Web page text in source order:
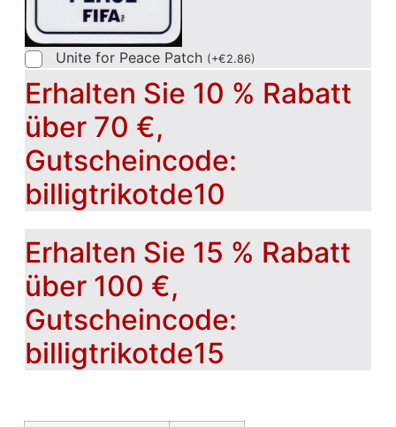
Unite for Peace Patch (+€2.86)
Erhalten Sie 10 % Rabatt
über 70 €,
Gutscheincode:
billigtrikotde10
Erhalten Sie 15 % Rabatt
über 100 €,
Gutscheincode:
billigtrikotde15